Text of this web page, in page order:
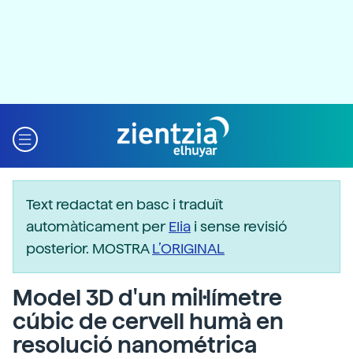
Text redactat en basc i traduït
automàticament perElia i sense revisió
posterior. MOSTRAL’ORIGINAL
Model 3D d'un mil·límetre
cúbic de cervell humà en
resolució nanométrica